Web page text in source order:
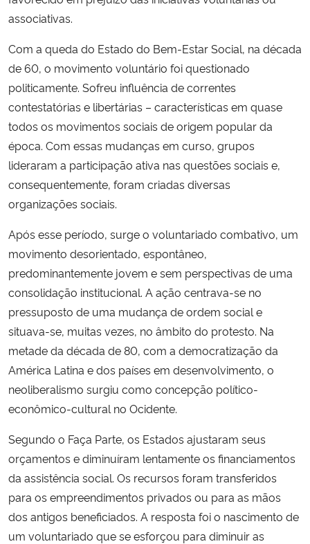
associativas.
Com a queda do Estado do Bem-Estar Social, na década
de 60, o movimento voluntário foi questionado
politicamente. Sofreu influência de correntes
contestatórias e libertárias – características em quase
todos os movimentos sociais de origem popular da
época. Com essas mudanças em curso, grupos
lideraram a participação ativa nas questões sociais e,
consequentemente, foram criadas diversas
organizações sociais.
Após esse período, surge o voluntariado combativo, um
movimento desorientado, espontâneo,
predominantemente jovem e sem perspectivas de uma
consolidação institucional. A ação centrava-se no
pressuposto de uma mudança de ordem social e
situava-se, muitas vezes, no âmbito do protesto. Na
metade da década de 80, com a democratização da
América Latina e dos países em desenvolvimento, o
neoliberalismo surgiu como concepção político-
econômico-cultural no Ocidente.
Segundo o Faça Parte, os Estados ajustaram seus
orçamentos e diminuíram lentamente os financiamentos
da assistência social. Os recursos foram transferidos
para os empreendimentos privados ou para as mãos
dos antigos beneficiados. A resposta foi o nascimento de
um voluntariado que se esforçou para diminuir as